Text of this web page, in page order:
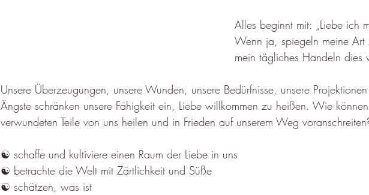
Alles beginnt mit: „Liebe ich
Wenn ja, spiegeln meine Art
mein tägliches Handeln dies
Unsere Überzeugungen, unsere Wunden, unsere Bedürfnisse, unsere
Ängste schränken unsere Fähigkeit ein, Liebe willkommen zu heißen. Wie
verwundeten Teile von uns heilen und in Frieden auf unserem Weg
☯︎ schaffe und kultiviere einen Raum der Liebe in uns
☯︎ betrachte die Welt mit Zärtlichkeit und Süße
☯︎ schätzen, was ist